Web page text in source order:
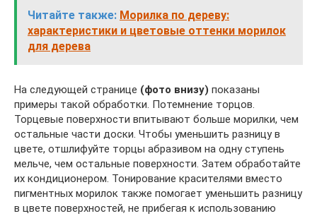
Читайте также: Морилка по дереву:
характеристики и цветовые оттенки морилок
для дерева
На следующей странице (фото внизу) показаны
примеры такой обработки. Потемнение торцов.
Торцевые поверхности впитывают больше морилки, чем
остальные части доски. Чтобы уменьшить разницу в
цвете, отшлифуйте торцы абразивом на одну ступень
мельче, чем остальные поверхности. Затем обработайте
их кондиционером. Тонирование красителями вместо
пигментных морилок также помогает уменьшить разницу
в цвете поверхностей, не прибегая к использованию